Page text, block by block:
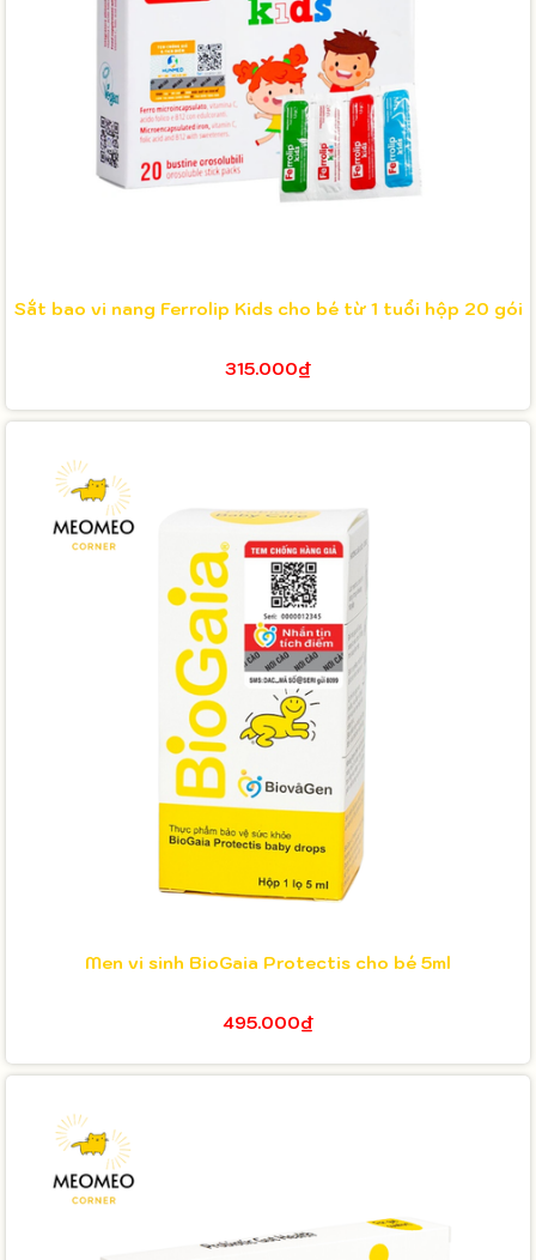
Sắt bao vi nang Ferrolip Kids cho bé từ 1 tuổi hộp 20 gói
315.000₫
Men vi sinh BioGaia Protectis cho bé 5ml
495.000₫